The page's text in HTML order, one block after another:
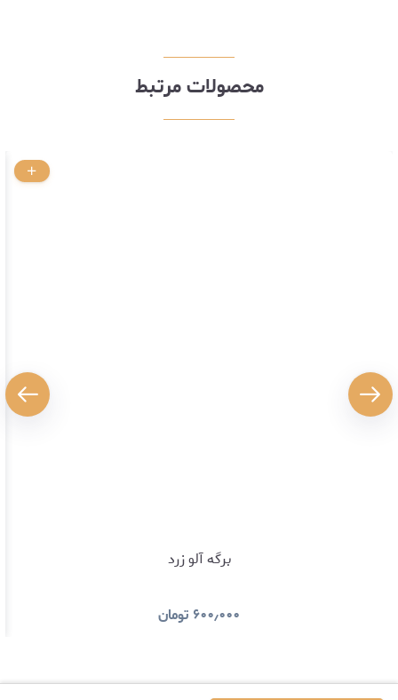
محصولات مرتبط
برگه آلو زرد
۶۰۰٫۰۰۰ تومان